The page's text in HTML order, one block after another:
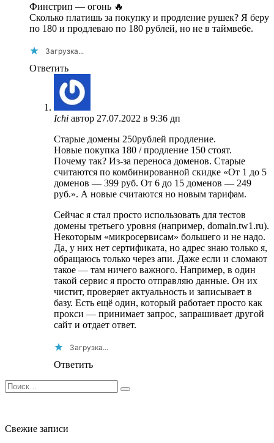
Финстрип — огонь 🔥
Сколько платишь за покупку и продление рушек? Я беру
по 180 и продлеваю по 180 рублей, но не в таймвебе.
Загрузка...
Ответить
Ichi автор 27.07.2022 в 9:36 дп
Старые домены 250рублей продление.
Новые покупка 180 / продление 150 стоят.
Почему так? Из-за переноса доменов. Старые
считаются по комбинированной скидке «От 1 до 5
доменов — 399 руб. От 6 до 15 доменов — 249
руб.». А новые считаются но новым тарифам.
Сейчас я стал просто использовать для тестов
домены третьего уровня (например, domain.tw1.ru).
Некоторым «микросервисам» большего и не надо.
Да, у них нет сертификата, но адрес знаю только я,
обращаюсь только через апи. Даже если и сломают
такое — там ничего важного. Например, в один
такой сервис я просто отправляю данные. Он их
чистит, проверяет актуальность и записывает в
базу. Есть ещё один, который работает просто как
прокси — принимает запрос, запрашивает другой
сайт и отдает ответ.
Загрузка...
Ответить
Search
for:
Свежие записи